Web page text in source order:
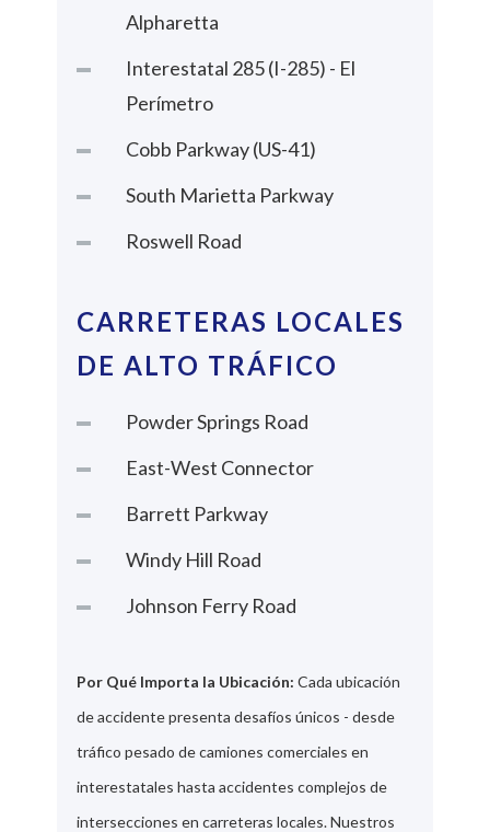
Alpharetta
Interestatal 285 (I-285) - El
Perímetro
Cobb Parkway (US-41)
South Marietta Parkway
Roswell Road
CARRETERAS LOCALES
DE ALTO TRÁFICO
Powder Springs Road
East-West Connector
Barrett Parkway
Windy Hill Road
Johnson Ferry Road
Por Qué Importa la Ubicación: Cada ubicación
de accidente presenta desafíos únicos - desde
tráfico pesado de camiones comerciales en
interestatales hasta accidentes complejos de
intersecciones en carreteras locales. Nuestros